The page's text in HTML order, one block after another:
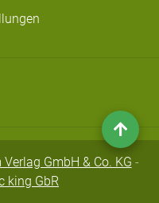
GmbH & Co. KG -
king GbR